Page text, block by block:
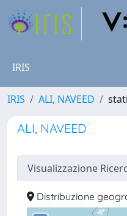
IRIS
IRIS ALI, NAVEED
ALI, NAVEED
Visualizzazione
Distribuzione